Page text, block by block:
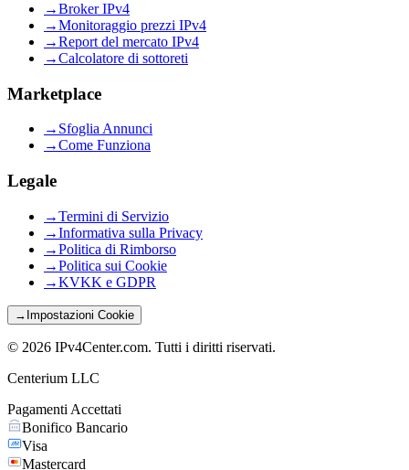
→Broker IPv4
→Monitoraggio prezzi IPv4
→Report del mercato IPv4
→Calcolatore di sottoreti
Marketplace
→ Sfoglia Annunci
→Come Funziona
Legale
→Termini di Servizio
→Informativa sulla Privacy
→Politica di Rimborso
→Politica sui Cookie
→KVKK e GDPR
→ Impostazioni Cookie
© 2026 IPv4Center.com. Tutti i diritti riservati.
Centerium LLC
Pagamenti Accettati
Bonifico Bancario
Visa
Mastercard